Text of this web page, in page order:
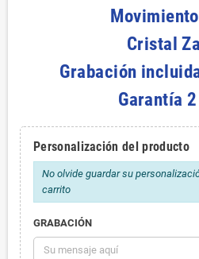
Cristal
Grabación
Garantía
Personalización del producto
No olvide guardar su
carrito
GRABACIÓN